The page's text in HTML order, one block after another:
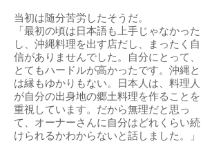
当初は随分苦労したそうだ。
「最初の頃は日本語も上手じゃなかった
し、沖縄料理を出す店だし、まったく自
信がありませんでした。自分にとって、
とてもハードルが高かったです。沖縄と
は縁もゆかりもない。日本人は、料理人
が自分の出身地の郷土料理を作ることを
重視しています。だから無理だと思っ
て、オーナーさんに自分はどれくらい続
けられるかわからないと話しました。」